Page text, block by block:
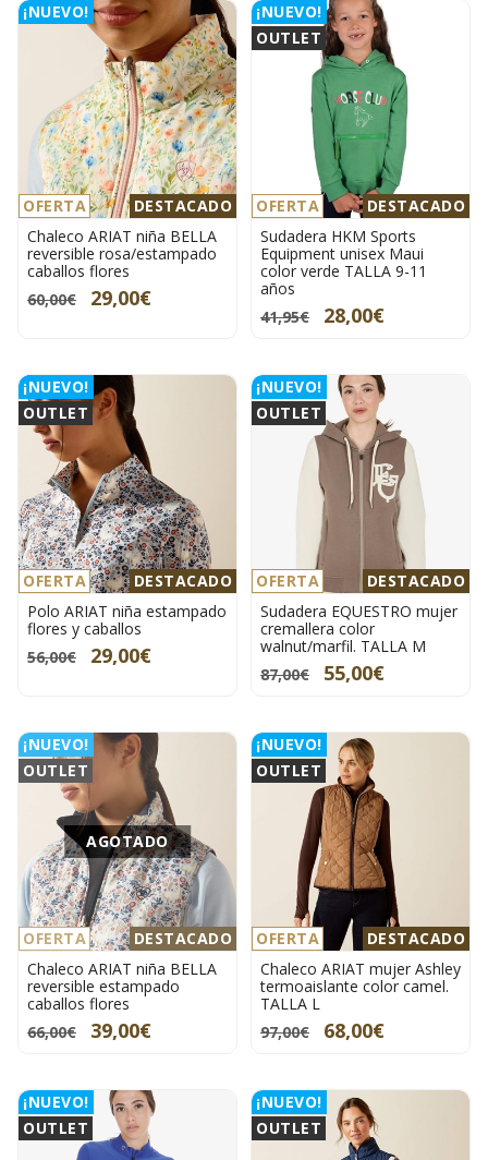
OFERTA DESTACADO
¡NUEVO!
Chaleco ARIAT niña BELLA
reversible rosa/estampado
caballos flores
60,00€
29,00€
OFERTA DESTACADO
¡NUEVO!
OUTLET
Sudadera HKM Sports
Equipment unisex Maui
color verde TALLA 9-11
años
41,95€
28,00€
OFERTA DESTACADO
¡NUEVO!
OUTLET
Polo ARIAT niña estampado
flores y caballos
56,00€
29,00€
OFERTA DESTACADO
¡NUEVO!
OUTLET
Sudadera EQUESTRO mujer
cremallera color
walnut/marfil. TALLA M
87,00€
55,00€
OFERTA DESTACADO
¡NUEVO!
OUTLET
AGOTADO
Chaleco ARIAT niña BELLA
reversible estampado
caballos flores
66,00€
39,00€
OFERTA DESTACADO
¡NUEVO!
OUTLET
Chaleco ARIAT mujer Ashley
termoaislante color camel.
TALLA L
97,00€
68,00€
¡NUEVO!
OUTLET
¡NUEVO!
OUTLET